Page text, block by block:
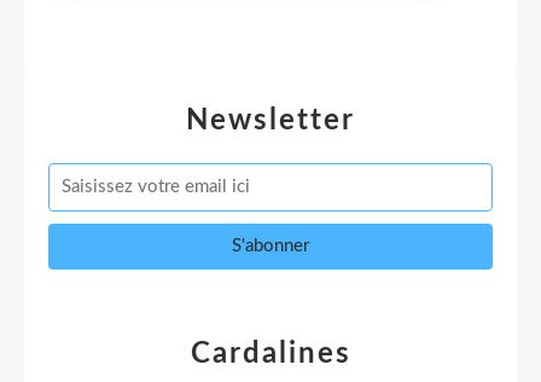
Newsletter
Cardalines